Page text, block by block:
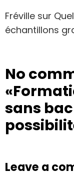
Fréville sur
échantillons
No
sans
Leave a